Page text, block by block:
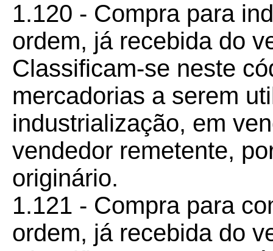
1.120 - Compra para
ordem, já recebida do
Classificam-se neste
mercadorias a serem
industrialização, em
vendedor remetente,
originário.
1.121 - Compra para
ordem, já recebida do